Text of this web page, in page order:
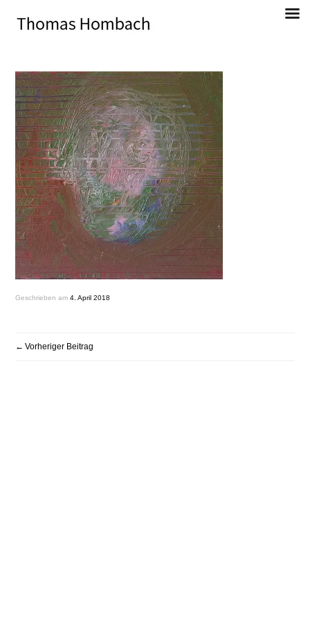
Direkt
Thomas Hombach, Bildender Künstler
Geschrieben am4. April 2018
BEITRAGSNAVIGATION
Vorheriger Beitrag